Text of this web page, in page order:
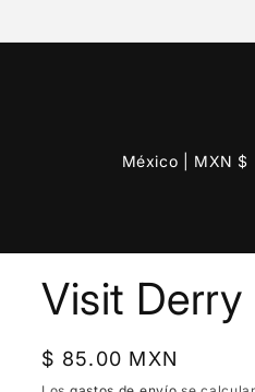
P
s
/
r
e
México | MXN $
Visit Derry
Precio
$ 85.00 MXN